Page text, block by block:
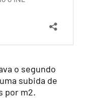
o segundo
subida de
por m2.